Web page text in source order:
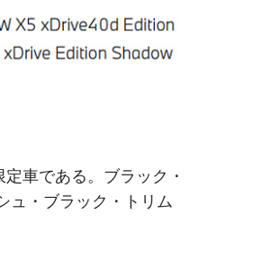
車である。ブラック・
ュ・ブラック・トリム